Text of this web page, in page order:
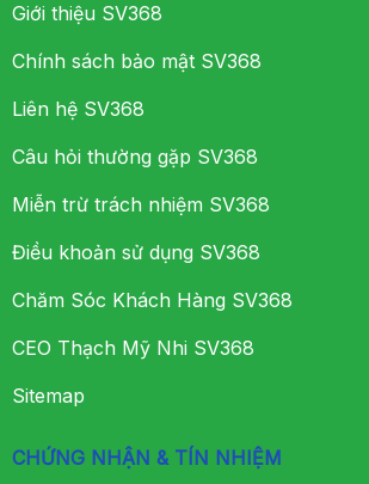
Giới thiệu SV368
Chính sách bảo mật SV368
Liên hệ SV368
Câu hỏi thường gặp SV368
Miễn trừ trách nhiệm SV368
Điều khoản sử dụng SV368
Chăm Sóc Khách Hàng SV368
CEO Thạch Mỹ Nhi SV368
Sitemap
CHỨNG NHẬN & TÍN NHIỆM